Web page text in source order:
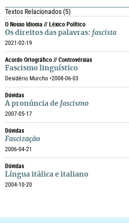
Textos Relacionados(5)
O Nosso Idioma // Léxico Político
Os direitos das palavras: fascista
2021-02-19
Acordo Ortográfico // Controvérsias
Fascismo linguístico
Desidério Murcho •2008-06-03
Dúvidas
A pronúncia de fascismo
2007-05-17
Dúvidas
Fascização
2006-04-21
Dúvidas
Língua itálica e italiano
2004-10-20